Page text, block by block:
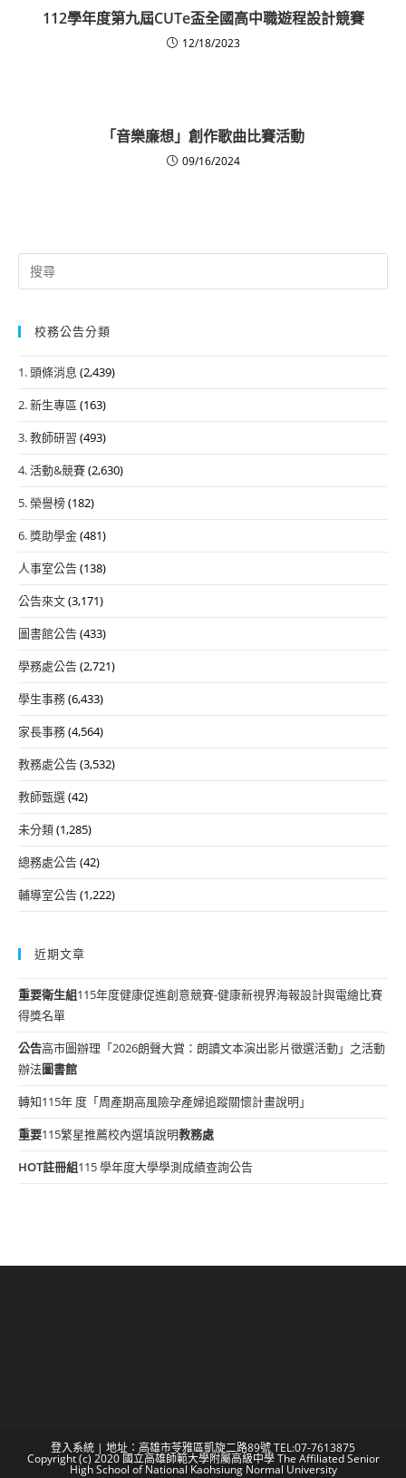
112學年度第九屆CUTe盃全國高中職遊程設計競賽
12/18/2023
「音樂廉想」創作歌曲比賽活動
09/16/2024
Search
for:
校務公告分類
1. 頭條消息 (2,439)
2. 新生專區 (163)
3. 教師研習 (493)
4. 活動&競賽(2,630)
5. 榮譽榜(182)
6. 獎助學金(481)
人事室公告(138)
公告來文(3,171)
圖書館公告(433)
學務處公告(2,721)
學生事務(6,433)
家長事務(4,564)
教務處公告(3,532)
教師甄選(42)
未分類(1,285)
總務處公告(42)
輔導室公告(1,222)
近期文章
重要衛生組115年度健康促進創意競賽-健康新視界海報設計與電繪比賽
得獎名單
公告高市圖辦理「2026朗聲大賞：朗讀文本演出影片徵選活動」之活動
辦法圖書館
轉知115年 度「周產期高風險孕產婦追蹤關懷計畫說明」
重要115繁星推薦校內選填說明教務處
HOT註冊組115 學年度大學學測成績查詢公告
登入系統 | 地址：高雄市苓雅區凱旋二路89號 TEL:07-7613875
Copyright (c) 2020 國立高雄師範大學附屬高級中學 The Affiliated Senior
High School of National Kaohsiung Normal University